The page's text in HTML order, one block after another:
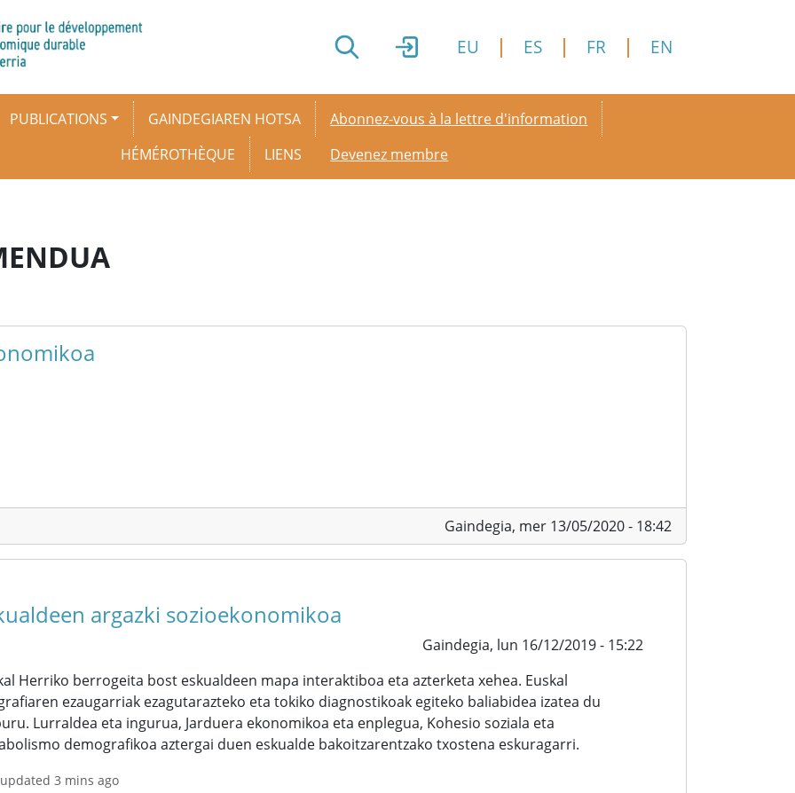
EU ES FR EN
PUBLICATIONS
GAINDEGIAREN HOTSA
HÉMÉROTHÈQUE
LIENS
Secondary menu
Abonnez-vous à la lettre d'information
Devenez membre
Gaindegia, mer 13/05/2020 - 18:42
argazki sozioekonomikoa
Gaindegia, lun 16/12/2019 - 15:22
Herriko berrogeita bost eskualdeen mapa interaktiboa eta azterketa xehea. Euskal
ezaugarriak ezagutarazteko eta tokiko diagnostikoak egiteko baliabidea izatea du
Lurraldea eta ingurua, Jarduera ekonomikoa eta enplegua, Kohesio soziala eta
demografikoa aztergai duen eskualde bakoitzarentzako txostena eskuragarri.
3 mins ago